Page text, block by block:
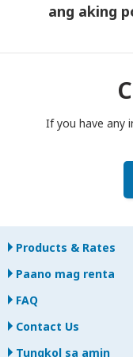
may nangyari,
naming manatiling
ang aking
If you have any
Products & Rates
Paano mag renta
FAQ
Contact Us
Tungkol sa amin